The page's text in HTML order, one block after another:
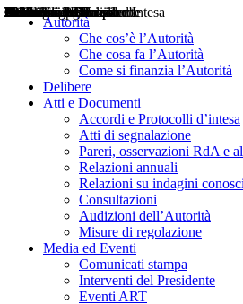
Autorità
Che cos’è l’Autorità
Che cosa fa l’Autorità
Come si finanzia l’Autorità
Delibere
Atti e Documenti
Accordi e Protocolli d’intesa
Atti di segnalazione
Pareri, osservazioni RdA e
Relazioni annuali
Relazioni su indagini
Consultazioni
Audizioni dell’Autorità
Misure di regolazione
Media ed Eventi
Comunicati stampa
Interventi del Presidente
Eventi ART
Delibere
Pareri
Consultazioni
Audizioni
Atti di Segnalazione
Accordi e Protocolli d'Intesa
Relazioni annuali
Misure di regolazione
Notizie
Comunicati Stampa
Bollettini ART
Convegni ART
Interviste del Presidente
Articoli in primo piano
Interventi del Presidente
2004
2005
2010
2013
2014
2015
2016
2017
2018
2019
202
2020
2021
2022
2023
2024
2025
2026
Aereo
Marittimo
Terrestre